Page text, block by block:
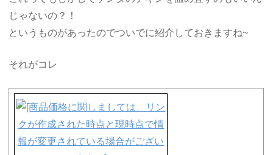
じゃないの？！
というものがあったのでついでに紹介しておきますね~
それがコレ